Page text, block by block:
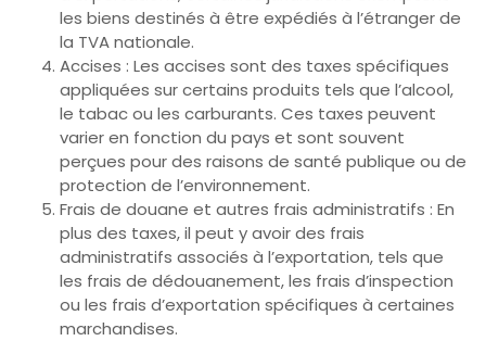
les biens destinés à être expédiés à l’étranger de
la TVA nationale.
Accises : Les accises sont des taxes spécifiques
appliquées sur certains produits tels que l’alcool,
le tabac ou les carburants. Ces taxes peuvent
varier en fonction du pays et sont souvent
perçues pour des raisons de santé publique ou de
protection de l’environnement.
Frais de douane et autres frais administratifs : En
plus des taxes, il peut y avoir des frais
administratifs associés à l’exportation, tels que
les frais de dédouanement, les frais d’inspection
ou les frais d’exportation spécifiques à certaines
marchandises.